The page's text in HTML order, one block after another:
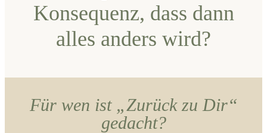
Konsequenz, dass dann
alles anders wird?
Für wen ist „Zurück zu Dir“
gedacht?